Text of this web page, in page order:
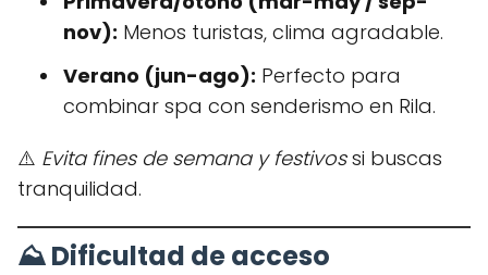
nov): Menos turistas, clima agradable.
Verano (jun-ago): Perfecto para
combinar spa con senderismo en Rila.
⚠️ Evita fines de semana y festivossi buscas
tranquilidad.
⛰️ Dificultad de acceso